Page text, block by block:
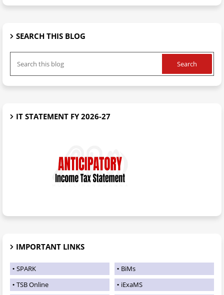
SEARCH THIS BLOG
IT STATEMENT FY 2026-27
IMPORTANT LINKS
SPARK
BiMs
TSB Online
iExaMS